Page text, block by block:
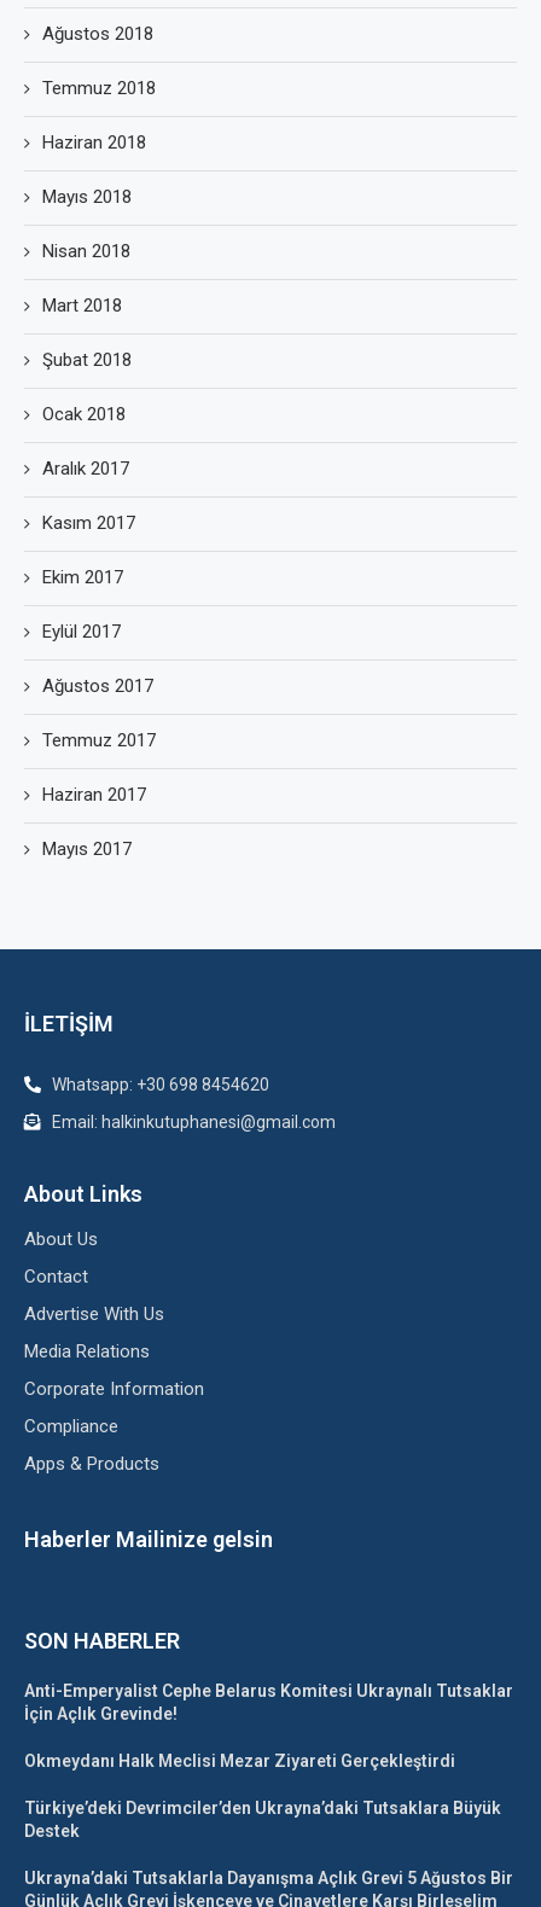
Ağustos 2018
Temmuz 2018
Haziran 2018
Mayıs 2018
Nisan 2018
Mart 2018
Şubat 2018
Ocak 2018
Aralık 2017
Kasım 2017
Ekim 2017
Eylül 2017
Ağustos 2017
Temmuz 2017
Haziran 2017
Mayıs 2017
İLETİŞİM
Whatsapp: +30 698 8454620
Email: halkinkutuphanesi@gmail.com
About Links
About Us
Contact
Advertise With Us
Media Relations
Corporate Information
Compliance
Apps & Products
Haberler Mailinize gelsin
SON HABERLER
Anti-Emperyalist Cephe Belarus Komitesi Ukraynalı Tutsaklar
İçin Açlık Grevinde!
Okmeydanı Halk Meclisi Mezar Ziyareti Gerçekleştirdi
Türkiye’deki Devrimciler’den Ukrayna’daki Tutsaklara Büyük
Destek
Ukrayna’daki Tutsaklarla Dayanışma Açlık Grevi 5 Ağustos Bir
Günlük Açlık Grevi İşkenceye ve Cinayetlere Karşı Birleşelim